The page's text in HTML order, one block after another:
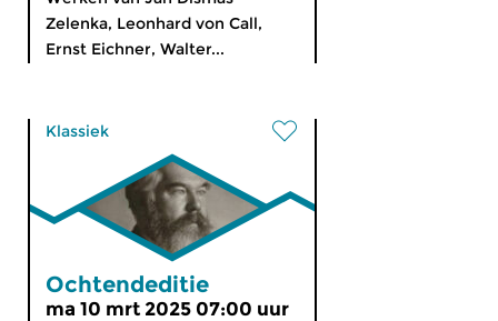
Zelenka, Leonhard von Call,
Ernst Eichner, Walter...
Klassiek
Ochtendeditie
ma 10 mrt 2025 07:00 uur